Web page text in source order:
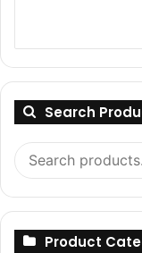
Search
Search
for:
Product